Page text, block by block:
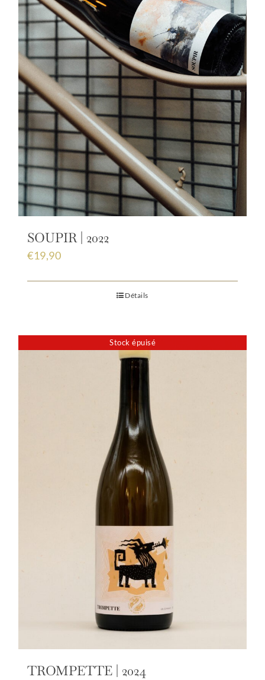
SOUPIR | 2022
€19,90
Détails
Stock épuisé
TROMPETTE | 2024